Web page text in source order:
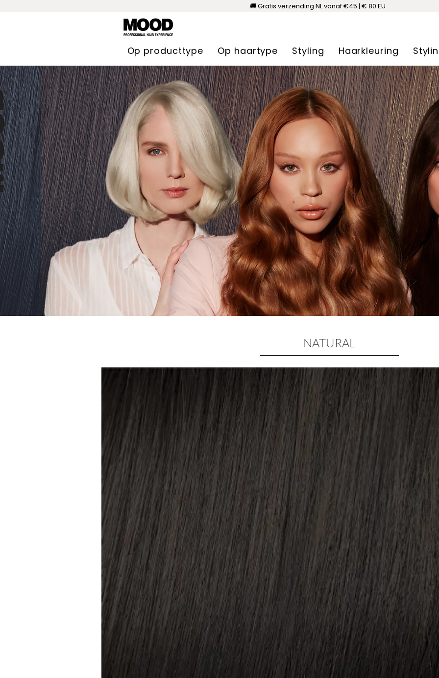
🚚 Gratis verzending NL vanaf €45 | € 80 EU
Op producttype Op haartype Styling Haarkleuring
NATURAL